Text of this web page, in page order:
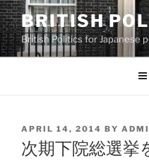
Skip
to
content
BRITISH
British Politics for Japanese
POSTED
ON
APRIL 14, 2014 BY
次期下院総選挙